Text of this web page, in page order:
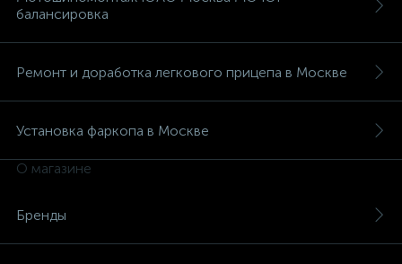
балансировка
Ремонт и доработка легкового прицепа в Москве
Установка фаркопа в Москве
О магазине
Бренды